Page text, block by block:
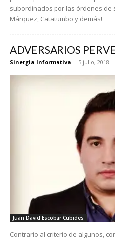
subordinados por las órdenes de
Márquez, Catatumbo y demás!
ADVERSARIOS
Sinergia Informativa - 5 julio, 2018
Juan David Escobar Cubides
Contrario al criterio de algunos,